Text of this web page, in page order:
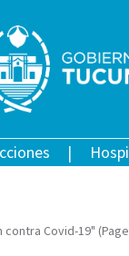
contra Covid-19"